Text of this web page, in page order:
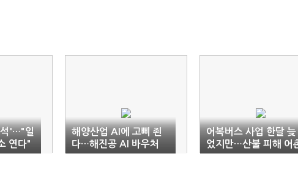
석'…"일
연다"
해양산업 AI에 고삐 죈
다…해진공 AI 바우처
사업 '관건'
어복버스 사업 한달 늦
었지만…산불 피해 어
에 '단비'